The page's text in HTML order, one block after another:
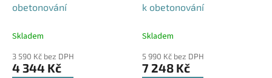
obetonování
Skladem
3 590 Kč bez DPH
4 344 Kč
k obetonování
Skladem
5 990 Kč bez DPH
7 248 Kč